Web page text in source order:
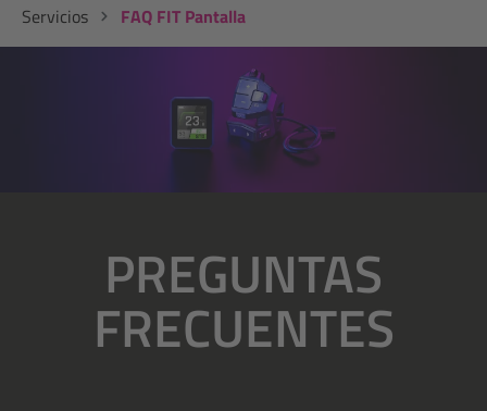
Servicios
FAQ FIT Pantalla
PREGUNTAS
FRECUENTES